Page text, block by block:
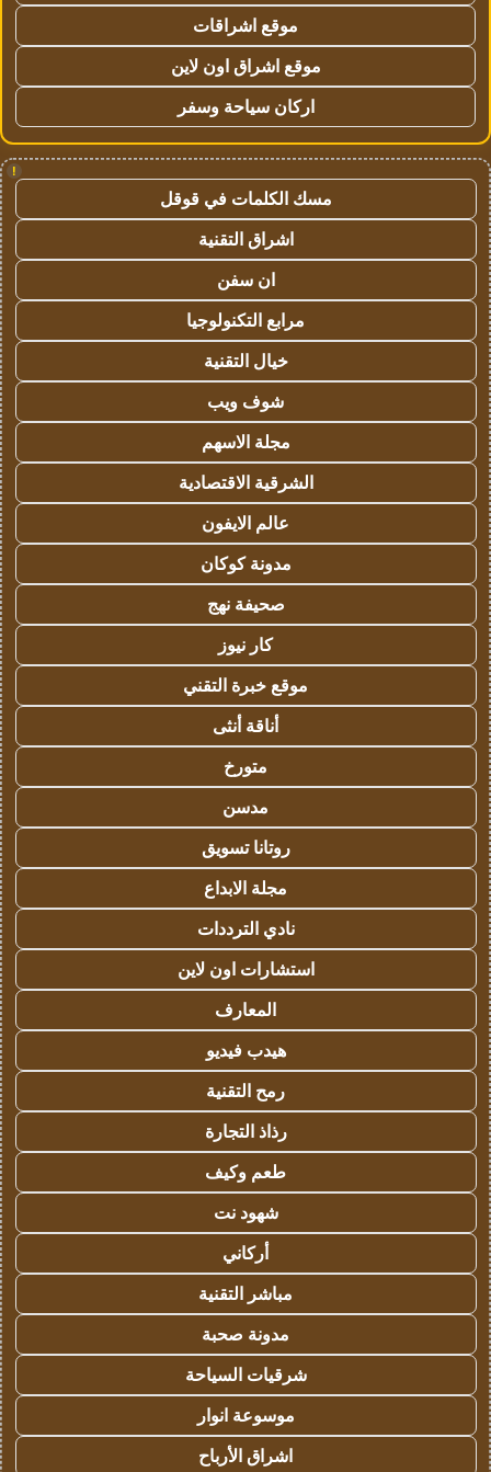
موقع اشراقات
موقع اشراق اون لاين
اركان سياحة وسفر
!
مسك الكلمات في قوقل
اشراق التقنية
ان سفن
مرابع التكنولوجيا
خيال التقنية
شوف ويب
مجلة الاسهم
الشرقية الاقتصادية
عالم الايفون
مدونة كوكان
صحيفة نهج
كار نيوز
موقع خبرة التقني
أناقة أنثى
متورخ
مدسن
روتانا تسويق
مجلة الابداع
نادي الترددات
استشارات اون لاين
المعارف
هيدب فيديو
رمح التقنية
رذاذ التجارة
طعم وكيف
شهود نت
أركاني
مباشر التقنية
مدونة صحبة
شرقيات السياحة
موسوعة انوار
اشراق الأرباح